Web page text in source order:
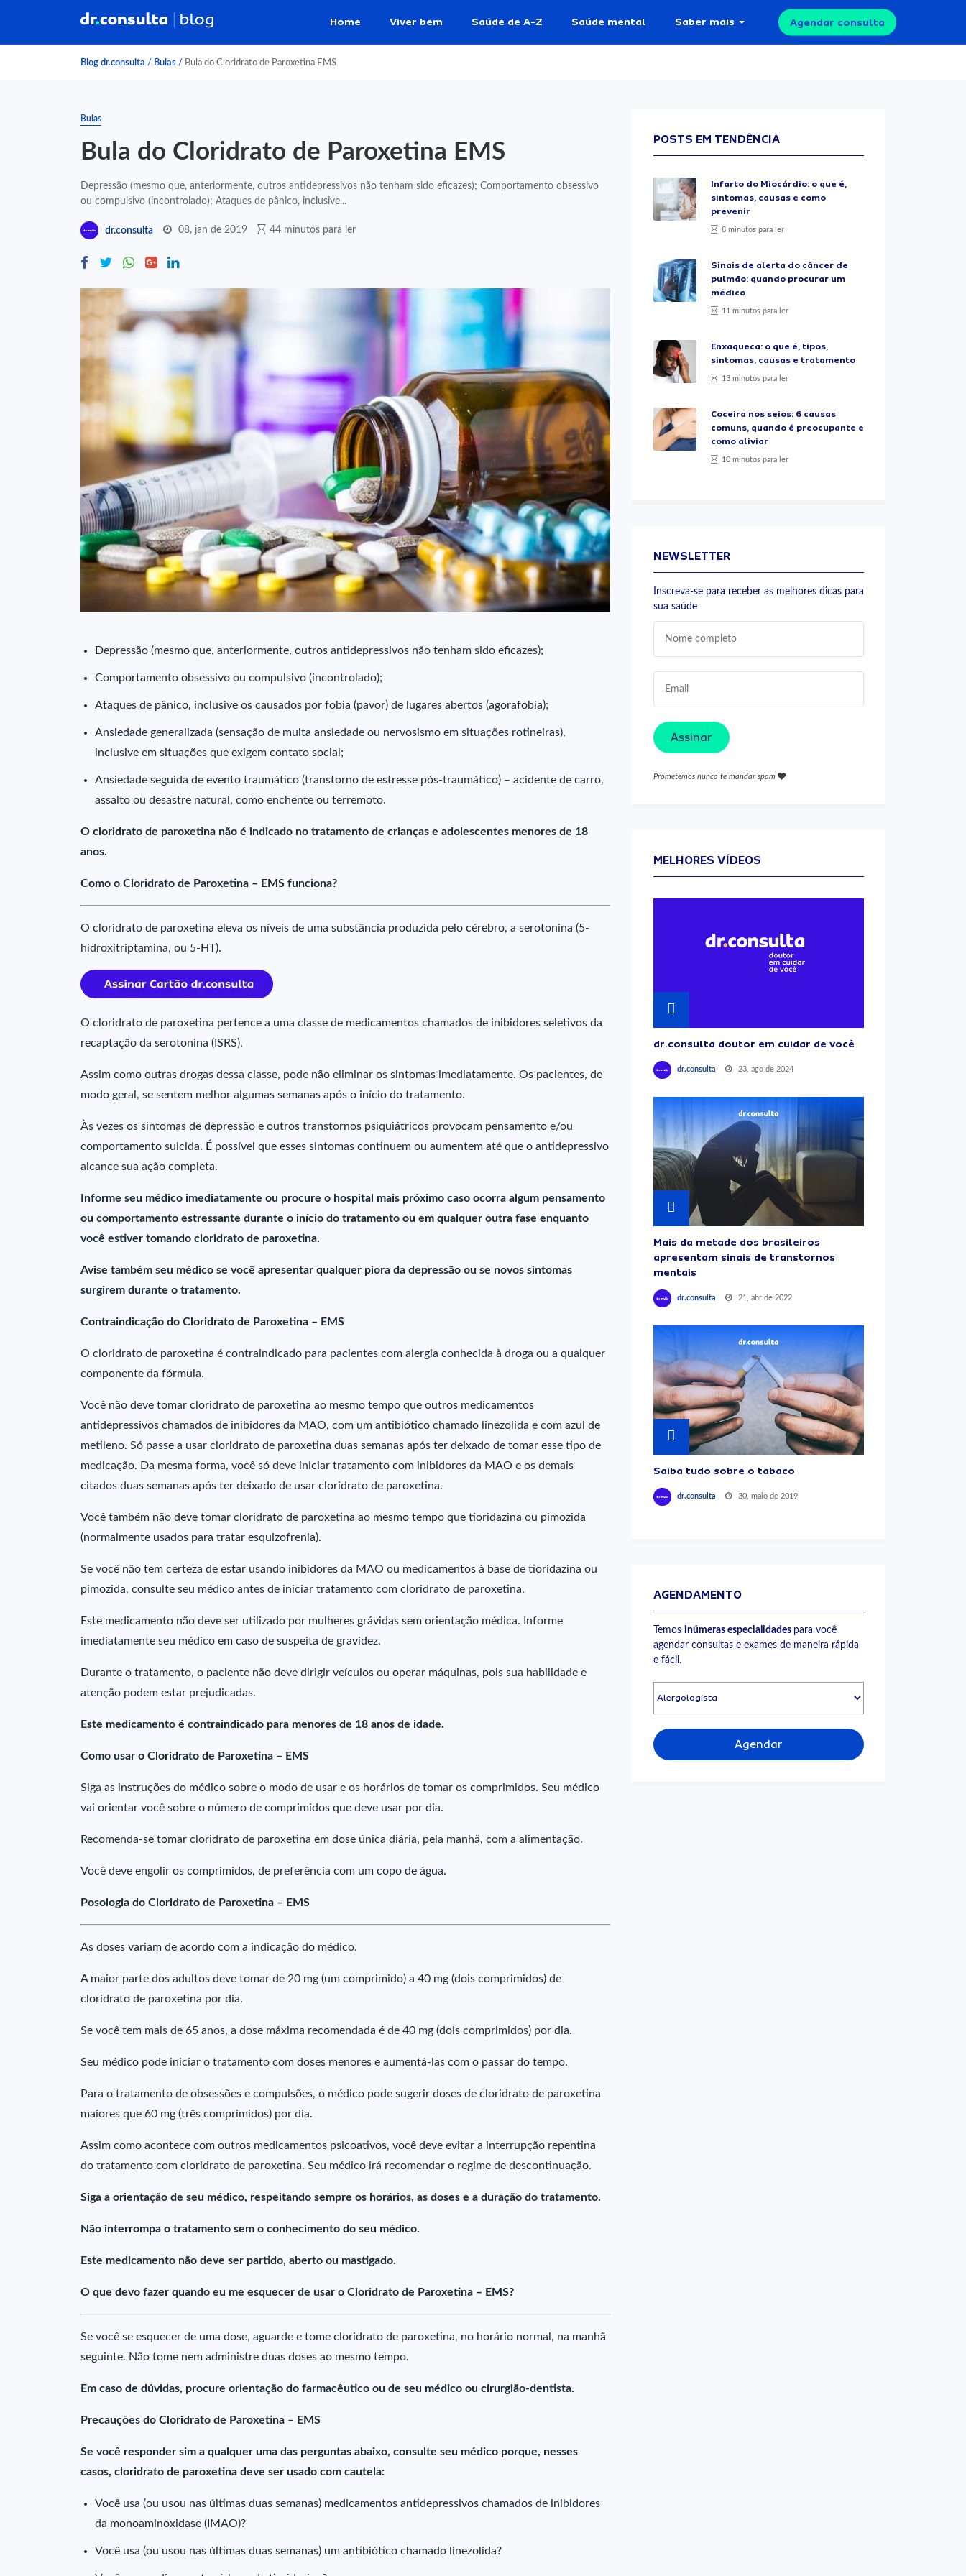
Home Viver bem Saúde de A-Z Saúde mental Saber mais Agendar consulta
Blog dr.consulta / Bulas / Bula do Cloridrato de Paroxetina EMS
Bulas
Bula do Cloridrato de Paroxetina EMS
Depressão (mesmo que, anteriormente, outros antidepressivos não tenham sido eficazes); Comportamento obsessivo
ou compulsivo (incontrolado); Ataques de pânico, inclusive...
dr.consulta 08, jan de 2019 44 minutos para ler
Depressão (mesmo que, anteriormente, outros antidepressivos não tenham sido eficazes);
Comportamento obsessivo ou compulsivo (incontrolado);
Ataques de pânico, inclusive os causados por fobia (pavor) de lugares abertos (agorafobia);
Ansiedade generalizada (sensação de muita ansiedade ou nervosismo em situações rotineiras),
inclusive em situações que exigem contato social;
Ansiedade seguida de evento traumático (transtorno de estresse pós-traumático) – acidente de carro,
assalto ou desastre natural, como enchente ou terremoto.
O cloridrato de paroxetina não é indicado no tratamento de crianças e adolescentes menores de 18
anos.
Como o Cloridrato de Paroxetina – EMS funciona?
O cloridrato de paroxetina eleva os níveis de uma substância produzida pelo cérebro, a serotonina (5-
hidroxitriptamina, ou 5-HT).
O cloridrato de paroxetina pertence a uma classe de medicamentos chamados de inibidores seletivos da
recaptação da serotonina (ISRS).
Assim como outras drogas dessa classe, pode não eliminar os sintomas imediatamente. Os pacientes, de
modo geral, se sentem melhor algumas semanas após o início do tratamento.
Às vezes os sintomas de depressão e outros transtornos psiquiátricos provocam pensamento e/ou
comportamento suicida. É possível que esses sintomas continuem ou aumentem até que o antidepressivo
alcance sua ação completa.
Informe seu médico imediatamente ou procure o hospital mais próximo caso ocorra algum pensamento
ou comportamento estressante durante o início do tratamento ou em qualquer outra fase enquanto
você estiver tomando cloridrato de paroxetina.
Avise também seu médico se você apresentar qualquer piora da depressão ou se novos sintomas
surgirem durante o tratamento.
Contraindicação do Cloridrato de Paroxetina – EMS
O cloridrato de paroxetina é contraindicado para pacientes com alergia conhecida à droga ou a qualquer
componente da fórmula.
Você não deve tomar cloridrato de paroxetina ao mesmo tempo que outros medicamentos
antidepressivos chamados de inibidores da MAO, com um antibiótico chamado linezolida e com azul de
metileno. Só passe a usar cloridrato de paroxetina duas semanas após ter deixado de tomar esse tipo de
medicação. Da mesma forma, você só deve iniciar tratamento com inibidores da MAO e os demais
citados duas semanas após ter deixado de usar cloridrato de paroxetina.
Você também não deve tomar cloridrato de paroxetina ao mesmo tempo que tioridazina ou pimozida
(normalmente usados para tratar esquizofrenia).
Se você não tem certeza de estar usando inibidores da MAO ou medicamentos à base de tioridazina ou
pimozida, consulte seu médico antes de iniciar tratamento com cloridrato de paroxetina.
Este medicamento não deve ser utilizado por mulheres grávidas sem orientação médica. Informe
imediatamente seu médico em caso de suspeita de gravidez.
Durante o tratamento, o paciente não deve dirigir veículos ou operar máquinas, pois sua habilidade e
atenção podem estar prejudicadas.
Este medicamento é contraindicado para menores de 18 anos de idade.
Como usar o Cloridrato de Paroxetina – EMS
Siga as instruções do médico sobre o modo de usar e os horários de tomar os comprimidos. Seu médico
vai orientar você sobre o número de comprimidos que deve usar por dia.
Recomenda-se tomar cloridrato de paroxetina em dose única diária, pela manhã, com a alimentação.
Você deve engolir os comprimidos, de preferência com um copo de água.
Posologia do Cloridrato de Paroxetina – EMS
As doses variam de acordo com a indicação do médico.
A maior parte dos adultos deve tomar de 20 mg (um comprimido) a 40 mg (dois comprimidos) de
cloridrato de paroxetina por dia.
Se você tem mais de 65 anos, a dose máxima recomendada é de 40 mg (dois comprimidos) por dia.
Seu médico pode iniciar o tratamento com doses menores e aumentá-las com o passar do tempo.
Para o tratamento de obsessões e compulsões, o médico pode sugerir doses de cloridrato de paroxetina
maiores que 60 mg (três comprimidos) por dia.
Assim como acontece com outros medicamentos psicoativos, você deve evitar a interrupção repentina
do tratamento com cloridrato de paroxetina. Seu médico irá recomendar o regime de descontinuação.
Siga a orientação de seu médico, respeitando sempre os horários, as doses e a duração do tratamento.
Não interrompa o tratamento sem o conhecimento do seu médico.
Este medicamento não deve ser partido, aberto ou mastigado.
O que devo fazer quando eu me esquecer de usar o Cloridrato de Paroxetina – EMS?
Se você se esquecer de uma dose, aguarde e tome cloridrato de paroxetina, no horário normal, na manhã
seguinte. Não tome nem administre duas doses ao mesmo tempo.
Em caso de dúvidas, procure orientação do farmacêutico ou de seu médico ou cirurgião-dentista.
Precauções do Cloridrato de Paroxetina – EMS
Se você responder sim a qualquer uma das perguntas abaixo, consulte seu médico porque, nesses
casos, cloridrato de paroxetina deve ser usado com cautela:
Você usa (ou usou nas últimas duas semanas) medicamentos antidepressivos chamados de inibidores
da monoaminoxidase (IMAO)?
Você usa (ou usou nas últimas duas semanas) um antibiótico chamado linezolida?
POSTS EM TENDÊNCIA
Infarto do Miocárdio: o que é,
sintomas, causas e como
prevenir
8 minutos para ler
Sinais de alerta do câncer de
pulmão: quando procurar um
médico
11 minutos para ler
Enxaqueca: o que é, tipos,
sintomas, causas e tratamento
13 minutos para ler
Coceira nos seios: 6 causas
comuns, quando é preocupante e
como aliviar
10 minutos para ler
NEWSLETTER
Inscreva-se para receber as melhores dicas para
sua saúde
Assinar
Prometemos nunca te mandar spam
MELHORES VÍDEOS
dr.consulta doutor em cuidar de você
dr.consulta 23, ago de 2024
Mais da metade dos brasileiros
apresentam sinais de transtornos
mentais
dr.consulta 21, abr de 2022
Saiba tudo sobre o tabaco
dr.consulta 30, maio de 2019
AGENDAMENTO
Temos inúmeras especialidades para você
agendar consultas e exames de maneira rápida
e fácil.
Agendar